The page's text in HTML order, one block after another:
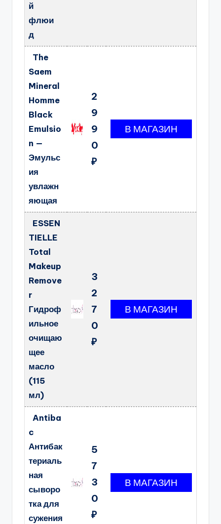
й
флюи
д
The
Saem
Mineral
Homme
Black
Emulsio
n —
Эмульс
ия
увлажн
яющая
2
9
9
0
₽
ESSEN
TIELLE
Total
Makeup
Remove
r
Гидроф
ильное
очищаю
щее
масло
(115
мл)
3
2
7
0
₽
Antiba
c
Антибак
териаль
ная
сыворо
тка для
сужения
5
7
3
0
₽